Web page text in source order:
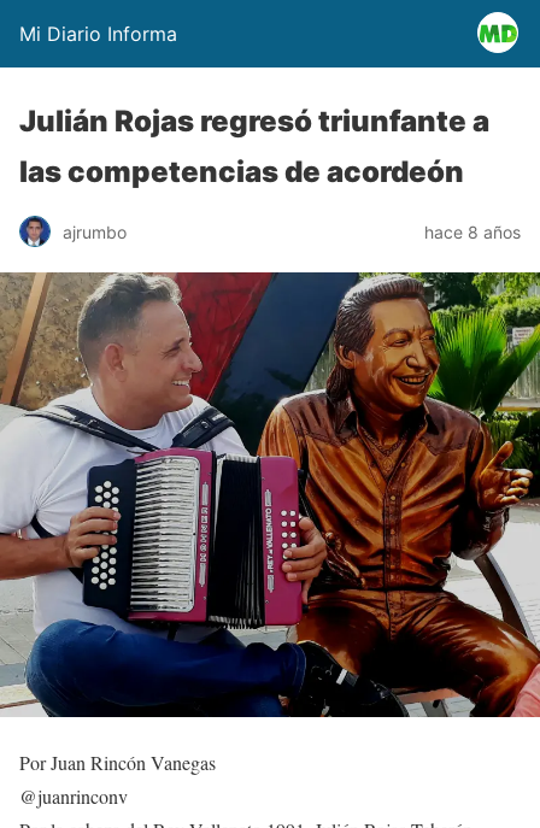
Mi Diario Informa
Julián Rojas regresó triunfante a
las competencias de acordeón
ajrumbo hace 8 años
Por Juan Rincón Vanegas
@juanrinconv